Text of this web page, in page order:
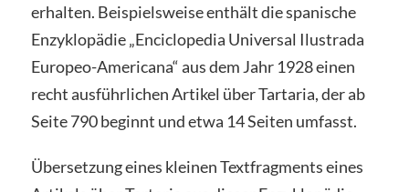
erhalten. Beispielsweise enthält die spanische
Enzyklopädie „Enciclopedia Universal Ilustrada
Europeo-Americana“ aus dem Jahr 1928 einen
recht ausführlichen Artikel über Tartaria, der ab
Seite 790 beginnt und etwa 14 Seiten umfasst.
Übersetzung eines kleinen Textfragments eines